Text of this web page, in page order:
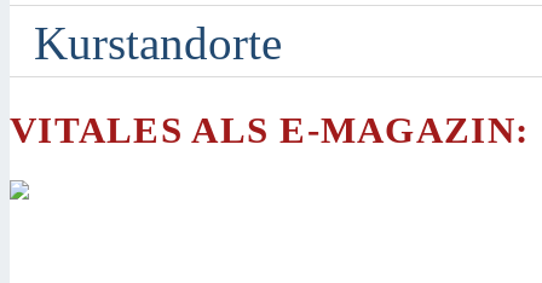
Kurstandorte
VITALES ALS E-MAGAZIN: